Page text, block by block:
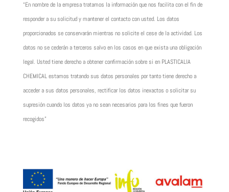
“En nombre de la empresa tratamos la información que nos facilita con el fin de
responder a su solicitud y mantener el contacto con usted. Los datos
proporcionados se conservarán mientras no solicite el cese de la actividad. Los
datos no se cederán a terceros salvo en los casos en que exista una obligación
legal. Usted tiene derecho a obtener confirmación sobre si en PLASTICALIA
CHEMICAL estamos tratando sus datos personales por tanto tiene derecho a
acceder a sus datos personales, rectificar los datos inexactos o solicitar su
supresión cuando los datos ya no sean necesarios para los fines que fueron
recogidos”